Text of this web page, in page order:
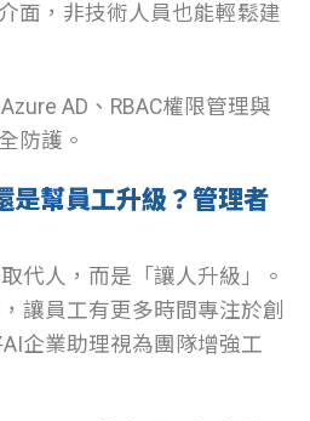
面，非技術人員也能輕鬆建
AD、RBAC權限管理與
防護。
是幫員工升級？管理者
代人，而是「讓人升級」。
讓員工有更多時間專注於創
企業助理視為團隊增強工